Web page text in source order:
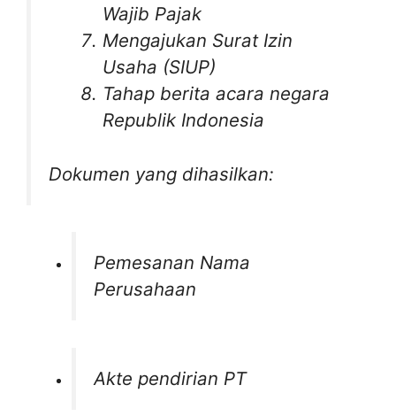
Wajib Pajak
Mengajukan Surat Izin
Usaha (SIUP)
Tahap berita acara negara
Republik Indonesia
Dokumen yang dihasilkan:
Pemesanan Nama
Perusahaan
Akte pendirian PT